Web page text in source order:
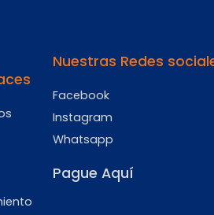
Nuestras Redes
Facebook
Instagram
Whatsapp
Pague Aquí